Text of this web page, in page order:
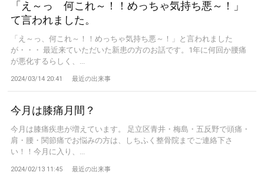
「え～っ 何これ～！！めっちゃ気持ち悪～！」
て言われました。
「え～っ、何これ～！！めっちゃ気持ち悪～！」と言われました
が・・・ 最近来ていただいた新患の方のお話です。1年に何回か腰痛
が悪化するらしく、...
2024/03/14 20:41 最近の出来事
今月は膝痛月間？
今月は膝痛疾患が増えています。 足立区青井・梅島・五反野で頭痛・
肩・腰・関節痛でお悩みの方は、しちふく整骨院までご連絡下さ
い！！今月に入り、...
2024/02/13 11:45 最近の出来事